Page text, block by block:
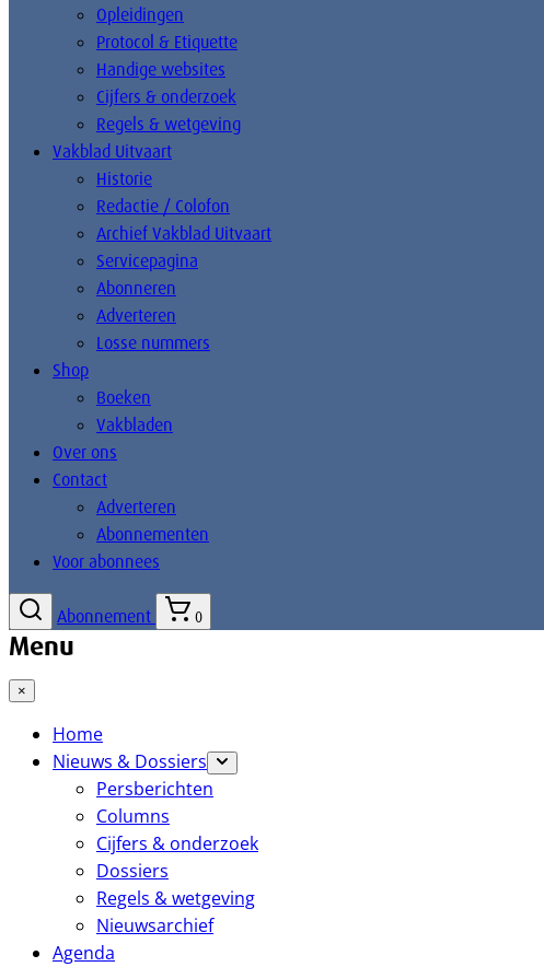
Opleidingen
Protocol & Etiquette
Handige websites
Cijfers & onderzoek
Regels & wetgeving
Vakblad Uitvaart
Historie
Redactie / Colofon
Archief Vakblad Uitvaart
Servicepagina
Abonneren
Adverteren
Losse nummers
Shop
Boeken
Vakbladen
Over ons
Contact
Adverteren
Abonnementen
Voor abonnees
Abonnement 0
Menu
×
Home
Nieuws & Dossiers
Persberichten
Columns
Cijfers & onderzoek
Dossiers
Regels & wetgeving
Nieuwsarchief
Agenda